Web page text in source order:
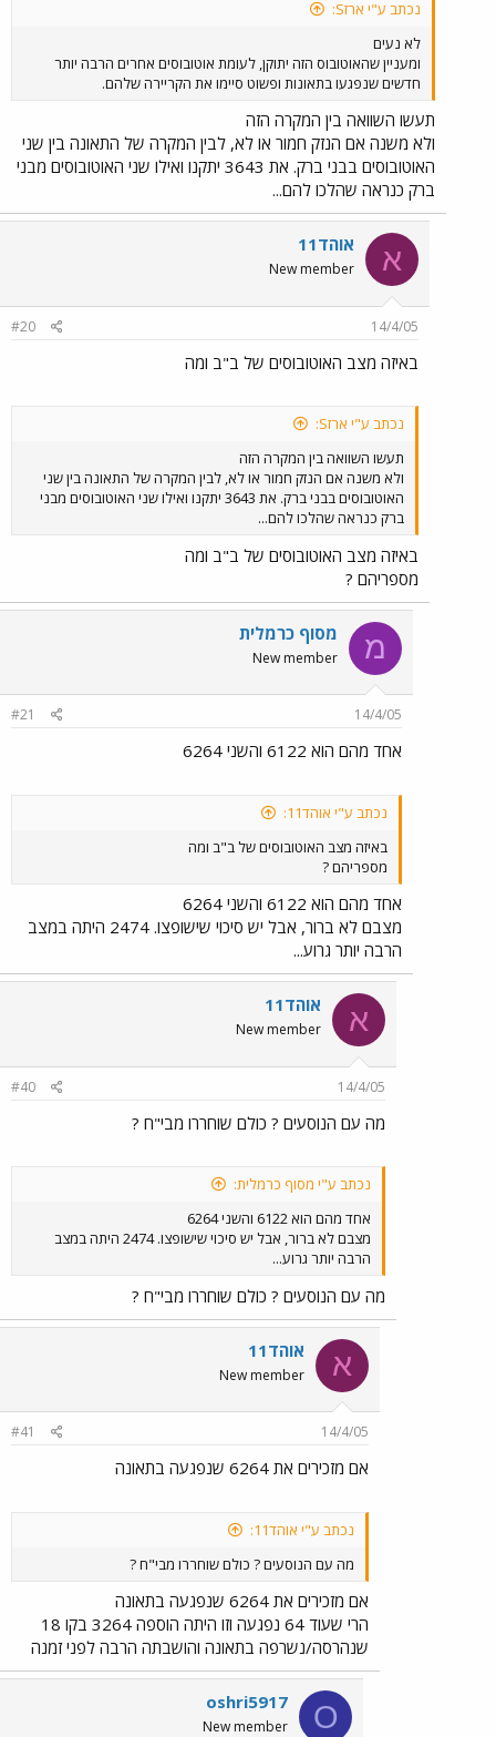
נכתב ע"י ארזS:
לא נעים
ומעניין שהאוטובוס הזה יתוקן, לעומת אוטובוסים אחרים הרבה יותר
חדשים שנפגעו בתאונות ופשוט סיימו את הקריירה שלהם.
תעשו השוואה בין המקרה הזה
ולא משנה אם הנזק חמור או לא, לבין המקרה של התאונה בין שני
האוטובוסים בבני ברק. את 3643 יתקנו ואילו שני האוטובוסים מבני
ברק כנראה שהלכו להם...
א אוהד11
New member
14/4/05
#20
באיזה מצב האוטובוסים של ב"ב ומה
נכתב ע"י ארזS:
תעשו השוואה בין המקרה הזה
ולא משנה אם הנזק חמור או לא, לבין המקרה של התאונה בין שני
האוטובוסים בבני ברק. את 3643 יתקנו ואילו שני האוטובוסים מבני
ברק כנראה שהלכו להם...
באיזה מצב האוטובוסים של ב"ב ומה
מספריהם ?
מ מסוף כרמלית
New member
14/4/05
#21
אחד מהם הוא 6122 והשני 6264
נכתב ע"י אוהד11:
באיזה מצב האוטובוסים של ב"ב ומה
מספריהם ?
אחד מהם הוא 6122 והשני 6264
מצבם לא ברור, אבל יש סיכוי שישופצו. 2474 היתה במצב
הרבה יותר גרוע...
א אוהד11
New member
14/4/05
#40
מה עם הנוסעים ? כולם שוחררו מבי"ח ?
נכתב ע"י מסוף כרמלית:
אחד מהם הוא 6122 והשני 6264
מצבם לא ברור, אבל יש סיכוי שישופצו. 2474 היתה במצב
הרבה יותר גרוע...
מה עם הנוסעים ? כולם שוחררו מבי"ח ?
א אוהד11
New member
14/4/05
#41
אם מזכירים את 6264 שנפגעה בתאונה
נכתב ע"י אוהד11:
מה עם הנוסעים ? כולם שוחררו מבי"ח ?
אם מזכירים את 6264 שנפגעה בתאונה
הרי שעוד 64 נפגעה וזו היתה הוספה 3264 בקו 18
שנהרסה/נשרפה בתאונה והושבתה הרבה לפני זמנה
O
oshri5917
New member